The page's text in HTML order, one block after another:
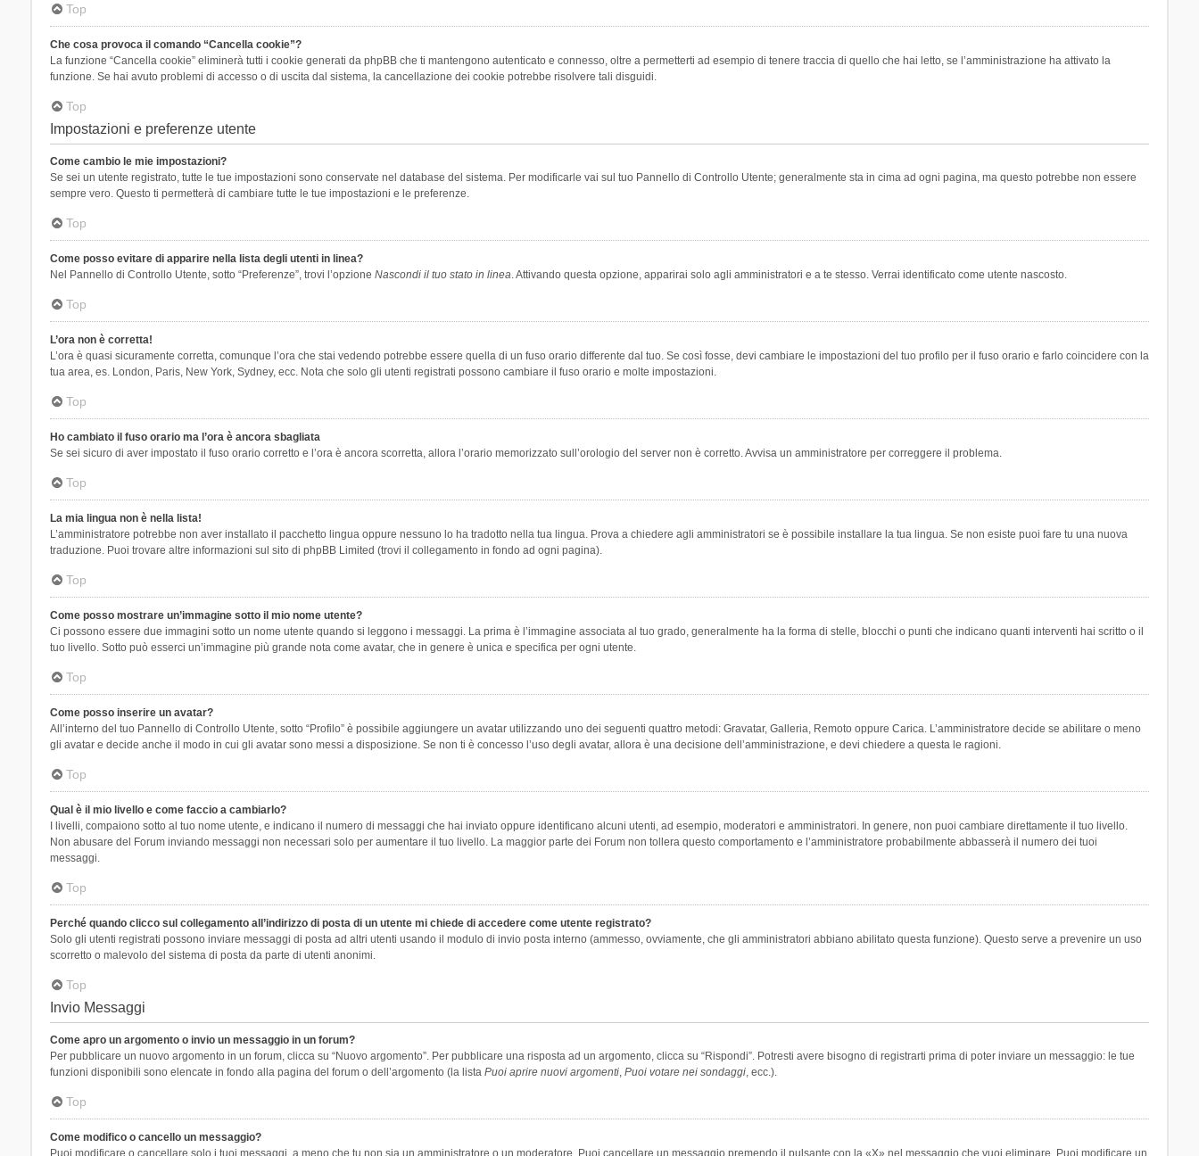
Top
Che cosa provoca il comando “Cancella cookie”?
La funzione “Cancella cookie” eliminerà tutti i cookie generati da phpBB che ti mantengono autenticato e connesso, oltre a permetterti ad esempio di tenere traccia di quello che hai letto, se l’amministrazione ha attivato la
funzione. Se hai avuto problemi di accesso o di uscita dal sistema, la cancellazione dei cookie potrebbe risolvere tali disguidi.
Top
Impostazioni e preferenze utente
Come cambio le mie impostazioni?
Se sei un utente registrato, tutte le tue impostazioni sono conservate nel database del sistema. Per modificarle vai sul tuo Pannello di Controllo Utente; generalmente sta in cima ad ogni pagina, ma questo potrebbe non essere
sempre vero. Questo ti permetterà di cambiare tutte le tue impostazioni e le preferenze.
Top
Come posso evitare di apparire nella lista degli utenti in linea?
Nel Pannello di Controllo Utente, sotto “Preferenze”, trovi l’opzione Nascondi il tuo stato in linea. Attivando questa opzione, apparirai solo agli amministratori e a te stesso. Verrai identificato come utente nascosto.
Top
L’ora non è corretta!
L’ora è quasi sicuramente corretta, comunque l’ora che stai vedendo potrebbe essere quella di un fuso orario differente dal tuo. Se così fosse, devi cambiare le impostazioni del tuo profilo per il fuso orario e farlo coincidere con la
tua area, es. London, Paris, New York, Sydney, ecc. Nota che solo gli utenti registrati possono cambiare il fuso orario e molte impostazioni.
Top
Ho cambiato il fuso orario ma l’ora è ancora sbagliata
Se sei sicuro di aver impostato il fuso orario corretto e l’ora è ancora scorretta, allora l’orario memorizzato sull’orologio del server non è corretto. Avvisa un amministratore per correggere il problema.
Top
La mia lingua non è nella lista!
L’amministratore potrebbe non aver installato il pacchetto lingua oppure nessuno lo ha tradotto nella tua lingua. Prova a chiedere agli amministratori se è possibile installare la tua lingua. Se non esiste puoi fare tu una nuova
traduzione. Puoi trovare altre informazioni sul sito di phpBB Limited (trovi il collegamento in fondo ad ogni pagina).
Top
Come posso mostrare un’immagine sotto il mio nome utente?
Ci possono essere due immagini sotto un nome utente quando si leggono i messaggi. La prima è l’immagine associata al tuo grado, generalmente ha la forma di stelle, blocchi o punti che indicano quanti interventi hai scritto o il
tuo livello. Sotto può esserci un’immagine più grande nota come avatar, che in genere è unica e specifica per ogni utente.
Top
Come posso inserire un avatar?
All’interno del tuo Pannello di Controllo Utente, sotto “Profilo” è possibile aggiungere un avatar utilizzando uno dei seguenti quattro metodi: Gravatar, Galleria, Remoto oppure Carica. L’amministratore decide se abilitare o meno
gli avatar e decide anche il modo in cui gli avatar sono messi a disposizione. Se non ti è concesso l’uso degli avatar, allora è una decisione dell’amministrazione, e devi chiedere a questa le ragioni.
Top
Qual è il mio livello e come faccio a cambiarlo?
I livelli, compaiono sotto al tuo nome utente, e indicano il numero di messaggi che hai inviato oppure identificano alcuni utenti, ad esempio, moderatori e amministratori. In genere, non puoi cambiare direttamente il tuo livello.
Non abusare del Forum inviando messaggi non necessari solo per aumentare il tuo livello. La maggior parte dei Forum non tollera questo comportamento e l’amministratore probabilmente abbasserà il numero dei tuoi
messaggi.
Top
Perché quando clicco sul collegamento all’indirizzo di posta di un utente mi chiede di accedere come utente registrato?
Solo gli utenti registrati possono inviare messaggi di posta ad altri utenti usando il modulo di invio posta interno (ammesso, ovviamente, che gli amministratori abbiano abilitato questa funzione). Questo serve a prevenire un uso
scorretto o malevolo del sistema di posta da parte di utenti anonimi.
Top
Invio Messaggi
Come apro un argomento o invio un messaggio in un forum?
Per pubblicare un nuovo argomento in un forum, clicca su “Nuovo argomento”. Per pubblicare una risposta ad un argomento, clicca su “Rispondi”. Potresti avere bisogno di registrarti prima di poter inviare un messaggio: le tue
funzioni disponibili sono elencate in fondo alla pagina del forum o dell’argomento (la lista Puoi aprire nuovi argomenti, Puoi votare nei sondaggi, ecc.).
Top
Come modifico o cancello un messaggio?
Puoi modificare o cancellare solo i tuoi messaggi, a meno che tu non sia un amministratore o un moderatore. Puoi cancellare un messaggio premendo il pulsante con la «X» nel messaggio che vuoi eliminare. Puoi modificare un